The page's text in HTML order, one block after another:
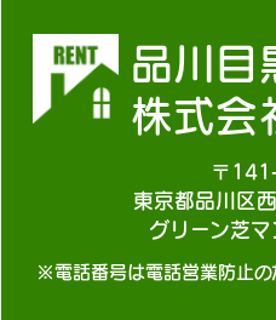
品川目
株式会
〒
東京都品川区
グリーン芝
※電話番号は電話営業防止の